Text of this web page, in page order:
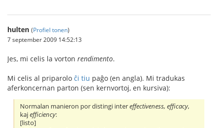
hulten (Profiel tonen)
7 september 2009 14:52:13
Jes, mi celis la vorton rendimento.
Mi celis al priparolo ĉi tiu paĝo (en angla). Mi tradukas
aferkoncernan parton (sen kernvortoj, en kursiva):
Normalan manieron por distingi intereffectiveness, efficacy,
kajefficiency:
[listo]